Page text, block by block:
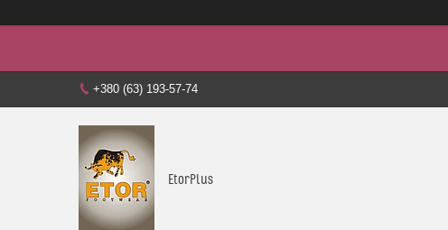
+380 (63) 193-57-74
EtorPlus